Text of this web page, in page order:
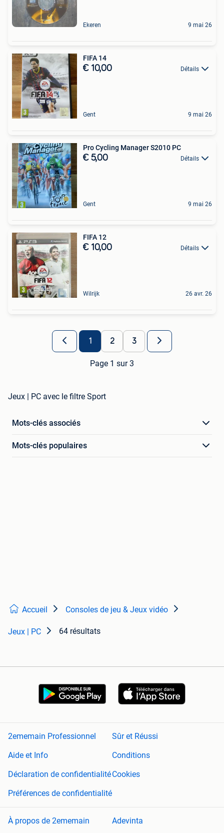
Ekeren 9 mai 26
FIFA 14
€ 10,00 Détails
Gent 9 mai 26
Pro Cycling Manager S2010 PC
€ 5,00 Détails
Gent 9 mai 26
FIFA 12
€ 10,00 Détails
Wilrijk 26 avr. 26
1 2 3
Page 1 sur 3
Jeux | PC avec le filtre Sport
Mots-clés associés
Mots-clés populaires
Accueil Consoles de jeu & Jeux vidéo
Jeux | PC 64 résultats
2ememain Professionnel
Sûr et Réussi
Aide et Info
Conditions
Déclaration de confidentialitéCookies
Préférences de confidentialité
À propos de 2ememain Adevinta